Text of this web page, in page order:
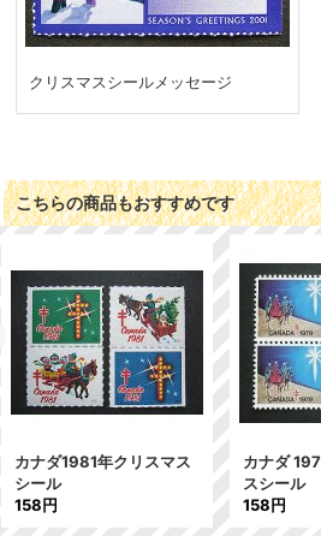
クリスマスシールメッセージ
こちらの商品もおすすめです
カナダ1981年クリスマス
シール
158円
カナダ
スシール
158円